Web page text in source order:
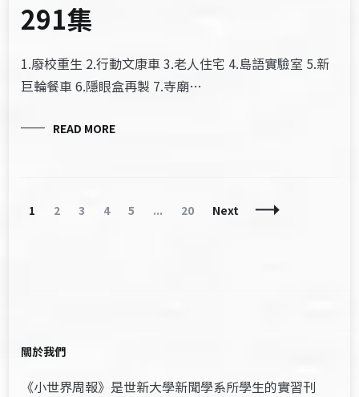
291集
1.廢校重生 2.行動文康車 3.老人住宅 4.島語實驗室 5.新
巨輪餐車 6.隱眼盒再製 7.寺廟…
READ MORE
Posts
Page
1 Page
2 Page
3 Page
4 Page
5 ... Page
20 Next
關於我們
《小世界周報》是世新大學新聞學系所學生的實習刊